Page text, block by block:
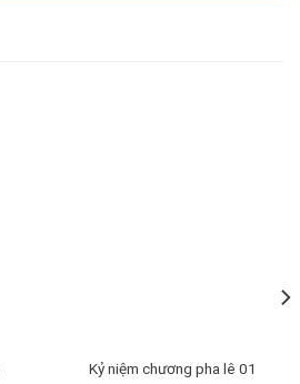
Kỷ niệm chương pha lê 01